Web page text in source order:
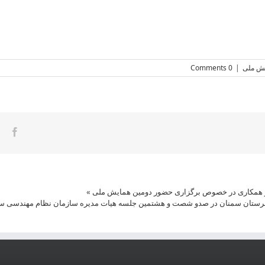
ملی |
0 Comments
در خصوص برگزاری حضور دومین همایش ملی»
سمنان در صدو شصت و هشتمین جلسه هیات مدیره سازمان نظام مهندسی